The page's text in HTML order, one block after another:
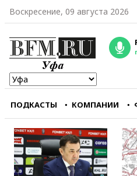
Воскресение, 09 августа 2026
ПОДКАСТЫ КОМПАНИИ
Мы перестали
фильмы,
зарубежному